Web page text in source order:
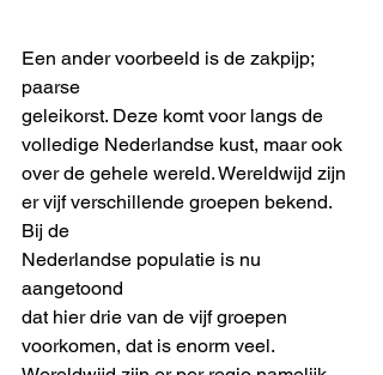
Een ander voorbeeld is de zakpijp;
paarse
geleikorst. Deze komt voor langs de
volledige Nederlandse kust, maar ook
over de gehele wereld. Wereldwijd zijn
er vijf verschillende groepen bekend.
Bij de
Nederlandse populatie is nu
aangetoond
dat hier drie van de vijf groepen
voorkomen, dat is enorm veel.